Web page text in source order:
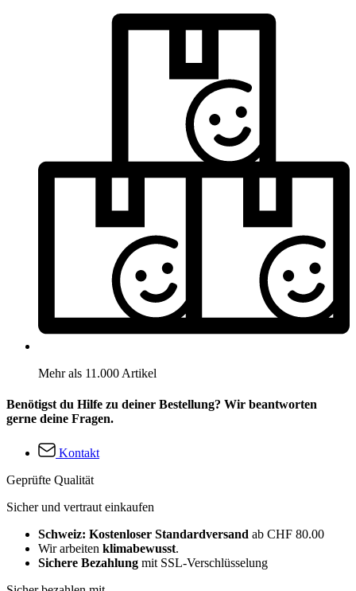
Mehr als 11.000 Artikel
Benötigst du Hilfe zu deiner Bestellung? Wir beantworten
gerne deine Fragen.
Kontakt
Geprüfte Qualität
Sicher und vertraut einkaufen
Schweiz: Kostenloser Standardversand ab CHF 80.00
Wir arbeiten klimabewusst.
Sichere Bezahlung mit SSL-Verschlüsselung